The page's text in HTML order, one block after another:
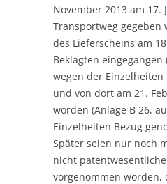
November 2013 am 17.
Transportweg
des Lieferscheins am
Beklagten eingegangen
wegen der
und von dort am 21.
worden (Anlage B 26,
Einzelheiten Bezug
Später seien nur noch
nicht
vorgenommen worden,